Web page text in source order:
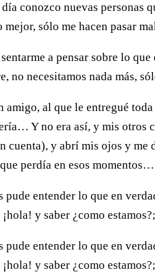
conozco nuevas personas
mejor, sólo me hacen pasar
a pensar sobre lo
no necesi­tamos nada más,
amigo, al que le entregué
Y no era así, y mis otros
cuenta), y abrí mis ojos y
perdía en esos momen­tos…
pude entender lo que en
y sa­ber ¿como
pude entender lo que en
y sa­ber ¿como